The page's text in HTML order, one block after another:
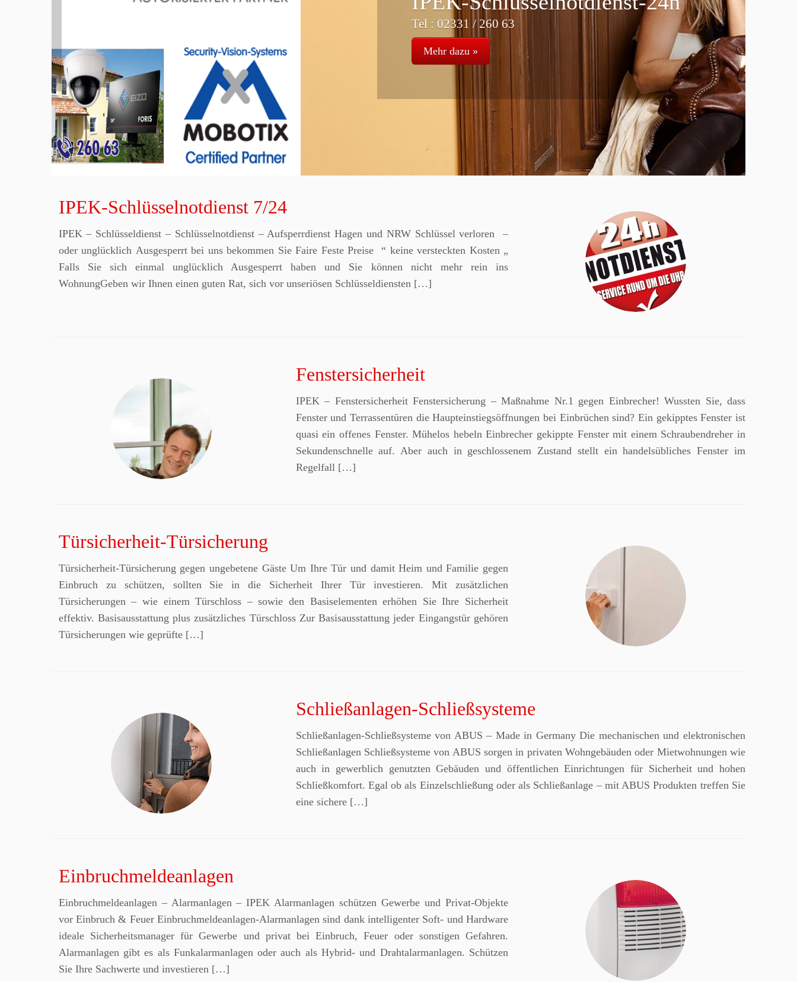
Mehr dazu »
IPEK-Schlüsselnotdienst 7/24
IPEK – Schlüsseldienst – Schlüsselnotdienst – Aufsperrdienst Hagen und NRW Schlüssel verloren –
oder unglücklich Ausgesperrt bei uns bekommen Sie Faire Feste Preise “ keine versteckten Kosten „
Falls Sie sich einmal unglücklich Ausgesperrt haben und Sie können nicht mehr rein ins
WohnungGeben wir Ihnen einen guten Rat, sich vor unseriösen Schlüsseldiensten […]
Fenstersicherheit
IPEK – Fenstersicherheit Fenstersicherung – Maßnahme Nr.1 gegen Einbrecher! Wussten Sie, dass
Fenster und Terrassentüren die Haupteinstiegsöffnungen bei Einbrüchen sind? Ein gekipptes Fenster ist
quasi ein offenes Fenster. Mühelos hebeln Einbrecher gekippte Fenster mit einem Schraubendreher in
Sekundenschnelle auf. Aber auch in geschlossenem Zustand stellt ein handelsübliches Fenster im
Regelfall […]
Türsicherheit-Türsicherung
Türsicherheit-Türsicherung gegen ungebetene Gäste Um Ihre Tür und damit Heim und Familie gegen
Einbruch zu schützen, sollten Sie in die Sicherheit Ihrer Tür investieren. Mit zusätzlichen
Türsicherungen – wie einem Türschloss – sowie den Basiselementen erhöhen Sie Ihre Sicherheit
effektiv. Basisausstattung plus zusätzliches Türschloss Zur Basisausstattung jeder Eingangstür gehören
Türsicherungen wie geprüfte […]
Schließanlagen-Schließsysteme
Schließanlagen-Schließsysteme von ABUS – Made in Germany Die mechanischen und elektronischen
Schließanlagen Schließsysteme von ABUS sorgen in privaten Wohngebäuden oder Mietwohnungen wie
auch in gewerblich genutzten Gebäuden und öffentlichen Einrichtungen für Sicherheit und hohen
Schließkomfort. Egal ob als Einzelschließung oder als Schließanlage – mit ABUS Produkten treffen Sie
eine sichere […]
Einbruchmeldeanlagen
Einbruchmeldeanlagen – Alarmanlagen – IPEK Alarmanlagen schützen Gewerbe und Privat-Objekte
vor Einbruch & Feuer Einbruchmeldeanlagen-Alarmanlagen sind dank intelligenter Soft- und Hardware
ideale Sicherheitsmanager für Gewerbe und privat bei Einbruch, Feuer oder sonstigen Gefahren.
Alarmanlagen gibt es als Funkalarmanlagen oder auch als Hybrid- und Drahtalarmanlagen. Schützen
Sie Ihre Sachwerte und investieren […]